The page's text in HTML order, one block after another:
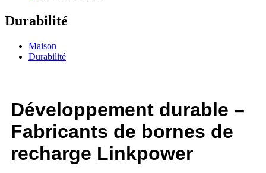
Durabilité
Maison
Durabilité
Développement durable –
Fabricants de bornes de
recharge Linkpower